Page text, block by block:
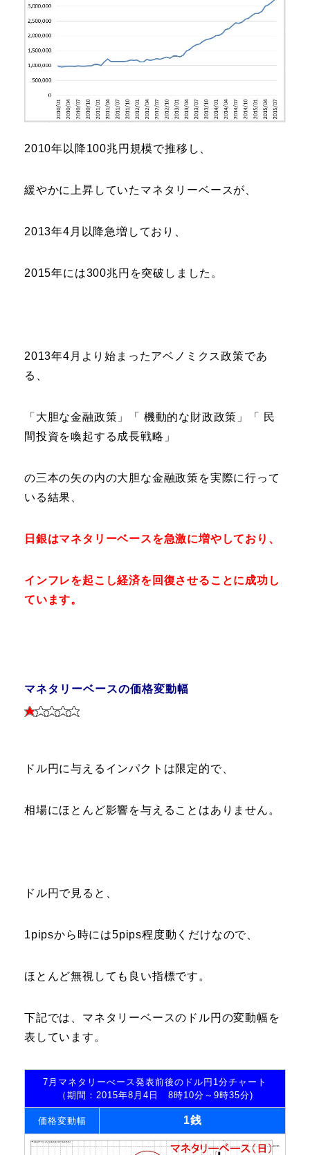
2010年以降100兆円規模で推移し、
緩やかに上昇していたマネタリーベースが、
2013年4月以降急増しており、
2015年には300兆円を突破しました。
2013年4月より始まったアベノミクス政策であ
る、
「大胆な金融政策」「 機動的な財政政策」「 民
間投資を喚起する成長戦略」
の三本の矢の内の大胆な金融政策を実際に行って
いる結果、
日銀はマネタリーベースを急激に増やしており、
インフレを起こし経済を回復させることに成功し
ています。
マネタリーベースの価格変動幅
ドル円に与えるインパクトは限定的で、
相場にほとんど影響を与えることはありません。
ドル円で見ると、
1pipsから時には5pips程度動くだけなので、
ほとんど無視しても良い指標です。
下記では、マネタリーベースのドル円の変動幅を
表しています。
7月マネタリーべース発表前後のドル円1分チャート
（期間：2015年8月4日 8時10分～9時35分)
価格変動幅 1銭